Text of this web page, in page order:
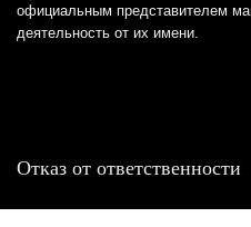
официальным представителем
деятельность от их имени.
Отказ от ответственности